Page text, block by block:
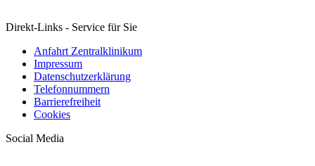
Direkt-Links - Service für Sie
Anfahrt Zentralklinikum
Impressum
Datenschutzerklärung
Telefonnummern
Barrierefreiheit
Cookies
Social Media